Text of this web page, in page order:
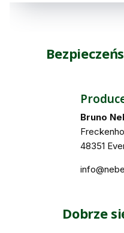
Bruno
48351
Dobrze